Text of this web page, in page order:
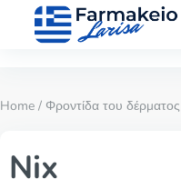
Home / Φροντίδα του δέρματος
Nix